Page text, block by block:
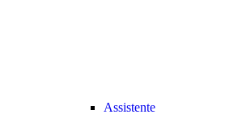
Assistente